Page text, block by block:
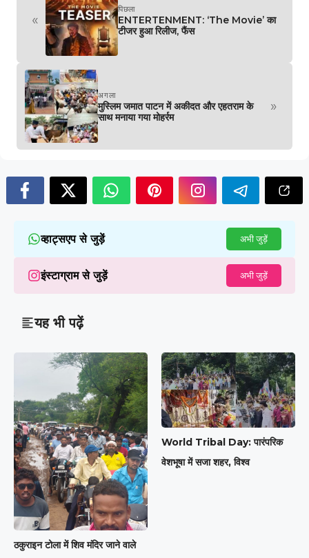
«
पिछला
ENTERTENMENT: ‘The Movie’ का
टीजर हुआ रिलीज, फैंस
अगला
मुस्लिम जमात पाटन में अकीदत और एहतराम के
साथ मनाया गया मोहर्रम
»
व्हाट्सएप से जुड़ें अभी जुड़ें
इंस्टाग्राम से जुड़ें अभी जुड़ें
यह भी पढ़ें
ठकुराइन टोला में शिव मंदिर जाने वाले
World Tribal Day: पारंपरिक
वेशभूषा में सजा शहर, विश्व